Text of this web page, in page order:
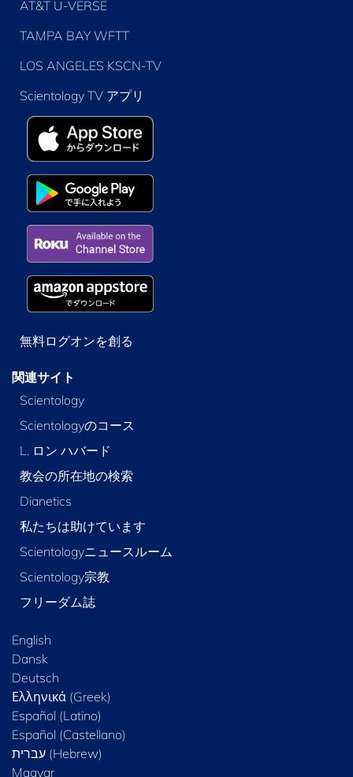
AT&T U-VERSE
TAMPA BAY WFTT
LOS ANGELES KSCN-TV
Scientology TV アプリ
無料ログオンを創る
関連サイト
Scientology
Scientologyのコース
L. ロン ハバード
教会の所在地の検索
Dianetics
私たちは助けています
Scientologyニュースルーム
Scientology宗教
フリーダム誌
English
Dansk
Deutsch
Ελληνικά (Greek)
Español (Latino)
Español (Castellano)
Magyar